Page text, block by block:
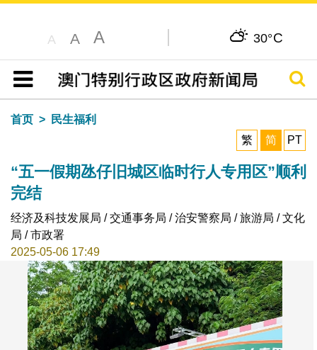
A A A 30°C
目录
搜寻
首页
民生福利
繁
简 PT
“五一假期氹仔旧城区临时行人专用区”顺利
完结
经济及科技发展局 / 交通事务局 / 治安警察局 / 旅游局 / 文化
局 / 市政署
2025-05-06 17:49